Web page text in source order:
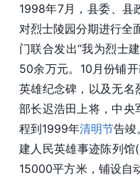
1998年7月，县委、县
对烈士陵园分期进行全
门联合发出“我为烈士
50余万元。10月份铺
英雄纪念碑，以及无名
部长迟浩田上将，中央
程到1999年清明节告竣
建人民英雄事迹陈列
15000平方米，铺设自